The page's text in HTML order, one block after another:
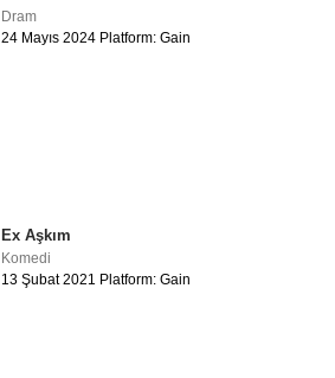
Dram
24 Mayıs 2024 Platform: Gain
Ex Aşkım
Komedi
13 Şubat 2021 Platform: Gain